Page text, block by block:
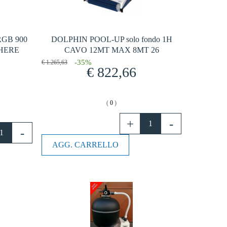
900
DOLPHIN POOL-UP solo fondo 1H
CAVO 12MT MAX 8MT 26
€ 1.265,63 -35%
€ 822,66
(0)
AGG. CARRELLO